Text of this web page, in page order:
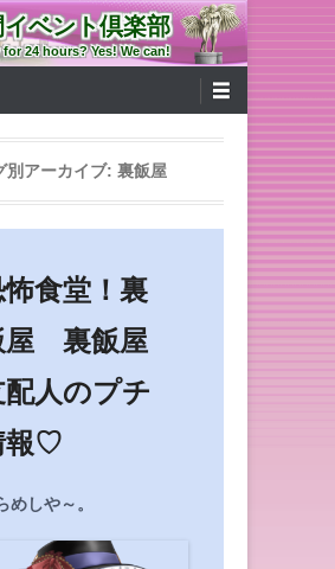
ベント倶楽部
24 hours? Yes! We can!
別アーカイブ: 裏飯屋
怖食堂！裏
屋 裏飯屋
配人のプチ
報♡
めしや～。